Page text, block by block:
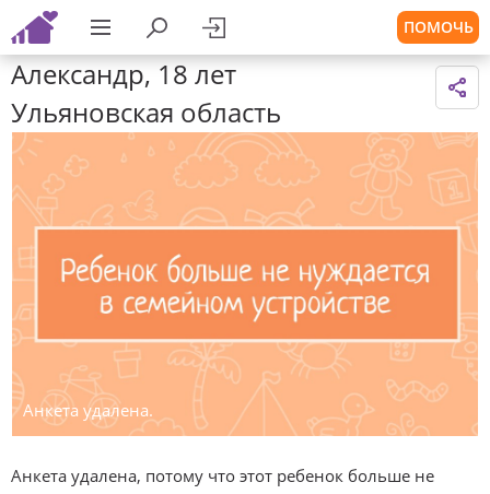
ПОМОЧЬ
Александр, 18 лет
Ульяновская область
Анкета удалена.
Анкета удалена, потому что этот ребенок больше не